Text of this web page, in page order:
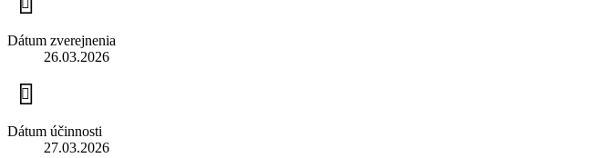
Dátum zverejnenia
26.03.2026
Dátum účinnosti
27.03.2026